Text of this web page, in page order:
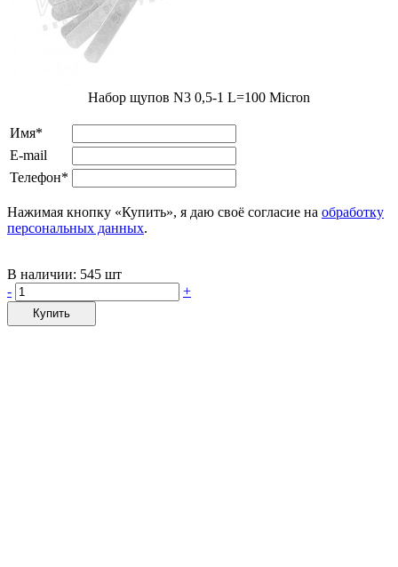
Набор щупов N3 0,5-1 L=100 Micron
Имя*
E-mail
Телефон*
Нажимая кнопку «Купить», я даю своё согласие на обработку
персональных данных.
В наличии: 545 шт
-
+
Купить